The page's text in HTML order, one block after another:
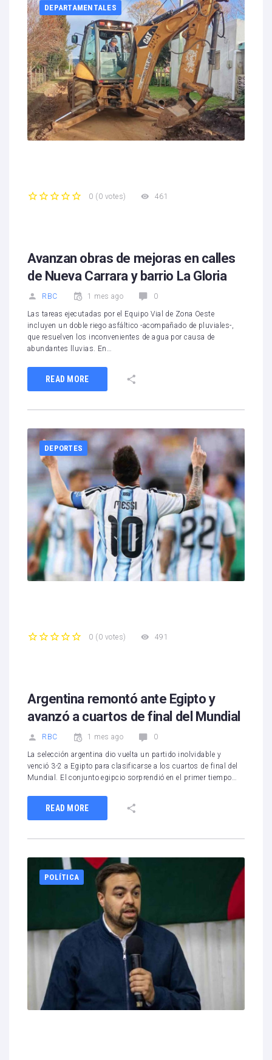
DEPARTAMENTALES
0 ( 0 votes) 461
Avanzan obras de mejoras en calles
de Nueva Carrara y barrio La Gloria
RBC 1 mes ago 0
Las tareas ejecutadas por el Equipo Vial de Zona Oeste
incluyen un doble riego asfáltico -acompañado de pluviales-,
que resuelven los inconvenientes de agua por causa de
abundantes lluvias. En…
READ MORE
DEPORTES
0 ( 0 votes) 491
Argentina remontó ante Egipto y
avanzó a cuartos de final del Mundial
RBC 1 mes ago 0
La selección argentina dio vuelta un partido inolvidable y
venció 3-2 a Egipto para clasificarse a los cuartos de final del
Mundial. El conjunto egipcio sorprendió en el primer tiempo…
READ MORE
POLÍTICA